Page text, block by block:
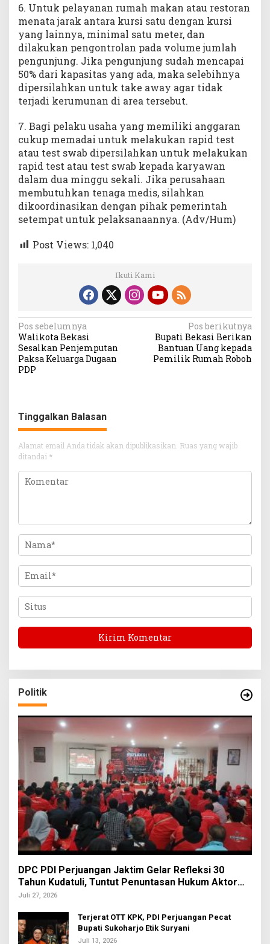
6. Untuk pelayanan rumah makan atau restoran
menata jarak antara kursi satu dengan kursi
yang lainnya, minimal satu meter, dan
dilakukan pengontrolan pada volume jumlah
pengunjung. Jika pengunjung sudah mencapai
50% dari kapasitas yang ada, maka selebihnya
dipersilahkan untuk take away agar tidak
terjadi kerumunan di area tersebut.
7. Bagi pelaku usaha yang memiliki anggaran
cukup memadai untuk melakukan rapid test
atau test swab dipersilahkan untuk melakukan
rapid test atau test swab kepada karyawan
dalam dua minggu sekali. Jika perusahaan
membutuhkan tenaga medis, silahkan
dikoordinasikan dengan pihak pemerintah
setempat untuk pelaksanaannya. (Adv/Hum)
Post Views: 1,040
Ikuti Kami
Navigasi
pos
Pos sebelumnya
Walikota Bekasi
Sesalkan Penjemputan
Paksa Keluarga Dugaan
PDP
Pos berikutnya
Bupati Bekasi Berikan
Bantuan Uang kepada
Pemilik Rumah Roboh
Tinggalkan Balasan
Alamat email Anda tidak akan dipublikasikan. Ruas yang wajib
ditandai *
Politik
DPC PDI Perjuangan Jaktim Gelar Refleksi 30
Tahun Kudatuli, Tuntut Penuntasan Hukum Aktor
Intelektual
Juli 27, 2026
Terjerat OTT KPK, PDI Perjuangan Pecat
Bupati Sukoharjo Etik Suryani
Juli 13, 2026